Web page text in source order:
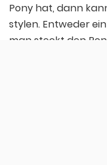
Pony hat, dann
stylen. Entweder
man steckt den